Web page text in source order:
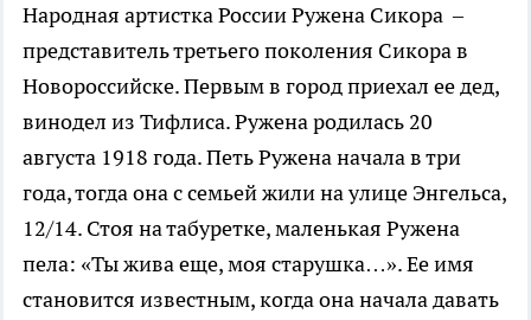
Народная артистка России Ружена Сикора –
представитель третьего поколения Сикора в
Новороссийске. Первым в город приехал ее дед,
винодел из Тифлиса. Ружена родилась 20
августа 1918 года. Петь Ружена начала в три
года, тогда она с семьей жили на улице Энгельса,
12/14. Стоя на табуретке, маленькая Ружена
пела: «Ты жива еще, моя старушка…». Ее имя
становится известным, когда она начала давать